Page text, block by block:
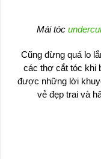
Mái tóc
Cũng đừng quá lo
các thợ cắt tóc khi
được những lời
vẻ đẹp trai và